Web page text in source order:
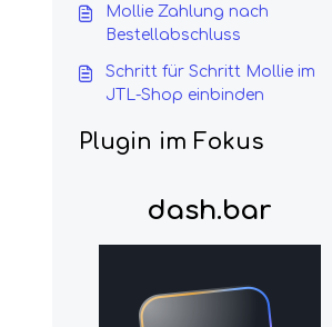
Mollie Zahlung nach
Bestellabschluss
Schritt für Schritt Mollie im
JTL-Shop einbinden
Plugin im Fokus
dash.bar